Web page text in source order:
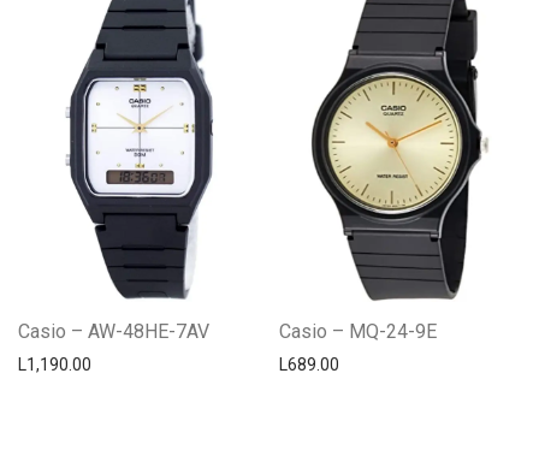
Casio – AW-48HE-7AV
L1,190.00
Casio – MQ-24-9E
L689.00